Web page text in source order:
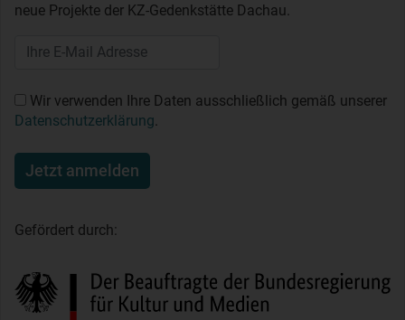
neue Projekte der KZ-Gedenkstätte Dachau.
Wir verwenden Ihre Daten ausschließlich gemäß unserer
Datenschutzerklärung.
Jetzt anmelden
Gefördert durch: